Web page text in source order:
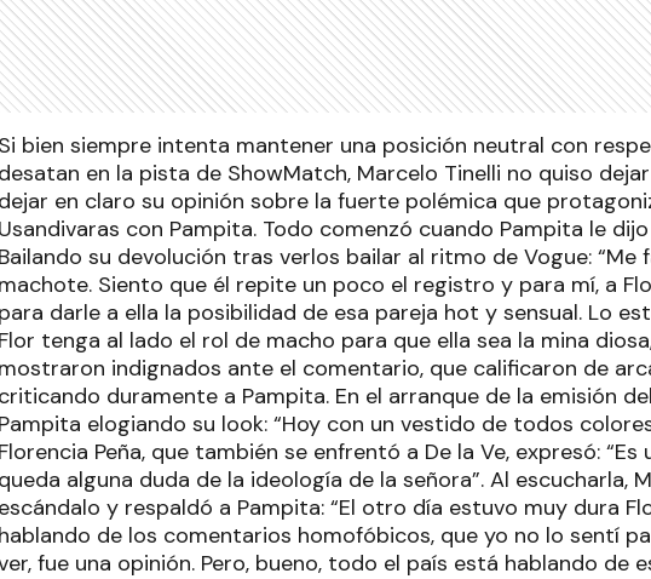
Si bien siempre intenta mantener una posición neutral con
desatan en la pista de ShowMatch, Marcelo Tinelli no quiso
dejar en claro su opinión sobre la fuerte polémica que
Usandivaras con Pampita. Todo comenzó cuando Pampita le
Bailando su devolución tras verlos bailar al ritmo de Vogue:
machote. Siento que él repite un poco el registro y para mí, a
para darle a ella la posibilidad de esa pareja hot y sensual. Lo
Flor tenga al lado el rol de macho para que ella sea la mina
mostraron indignados ante el comentario, que calificaron de
criticando duramente a Pampita. En el arranque de la emisión
Pampita elogiando su look: “Hoy con un vestido de todos
Florencia Peña, que también se enfrentó a De la Ve, expresó:
queda alguna duda de la ideología de la señora”. Al escucharla,
escándalo y respaldó a Pampita: “El otro día estuvo muy dura
hablando de los comentarios homofóbicos, que yo no lo sentí
fue una opinión. Pero, bueno, todo el país está hablando de